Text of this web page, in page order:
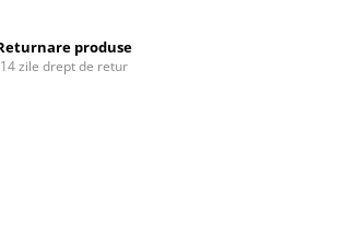
produse
14 zile drept de retur